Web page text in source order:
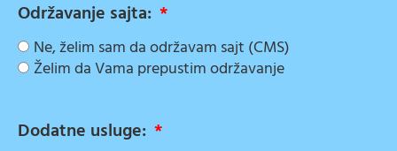
Održavanje sajta:
Ne, želim sam da održavam sajt (CMS)
Želim da Vama prepustim održavanje
Dodatne usluge: